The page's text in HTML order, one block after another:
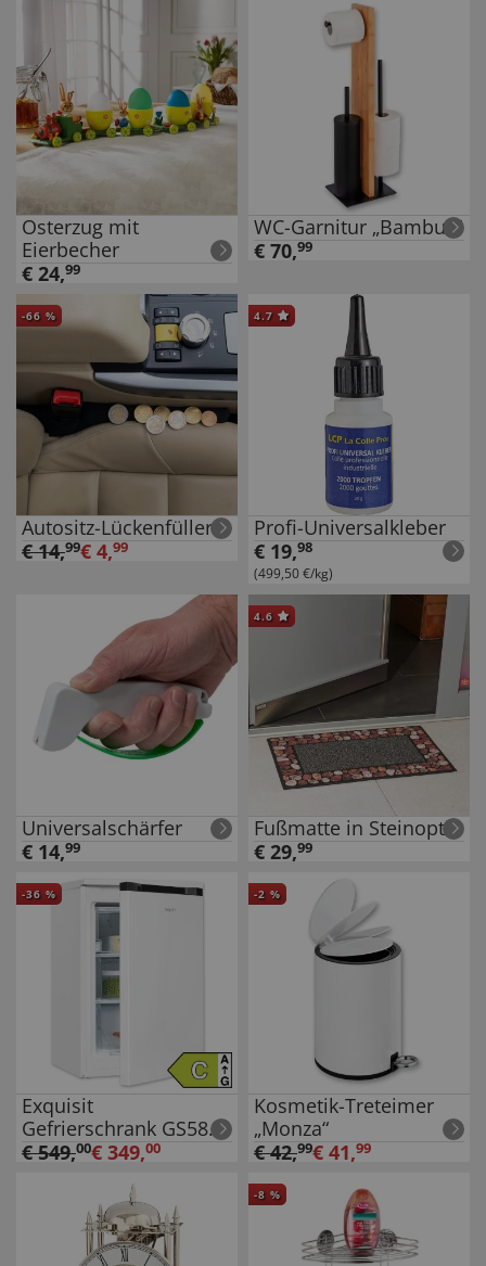
Osterzug mit
Eierbecher
€ 24,99
WC-Garnitur „Bambus“
€ 70,99
-66 %
Autositz-Lückenfüller
€14,99€ 4,99
4.7
Profi-Universalkleber
€ 19,98
(499,50 €/kg)
Universalschärfer
€ 14,99
4.6
Fußmatte in Steinoptik
€ 29,99
-36 %
Exquisit
Gefrierschrank GS581-
051C
€549,00€ 349,00
-2 %
Kosmetik-Treteimer
„Monza“
€42,99€ 41,99
-8 %